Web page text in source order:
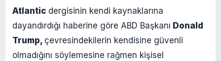
Atlantic dergisinin kendi kaynaklarına
dayandırdığı haberine göre ABD Başkanı Donald
Trump, çevresindekilerin kendisine güvenli
olmadığını söylemesine rağmen kişisel